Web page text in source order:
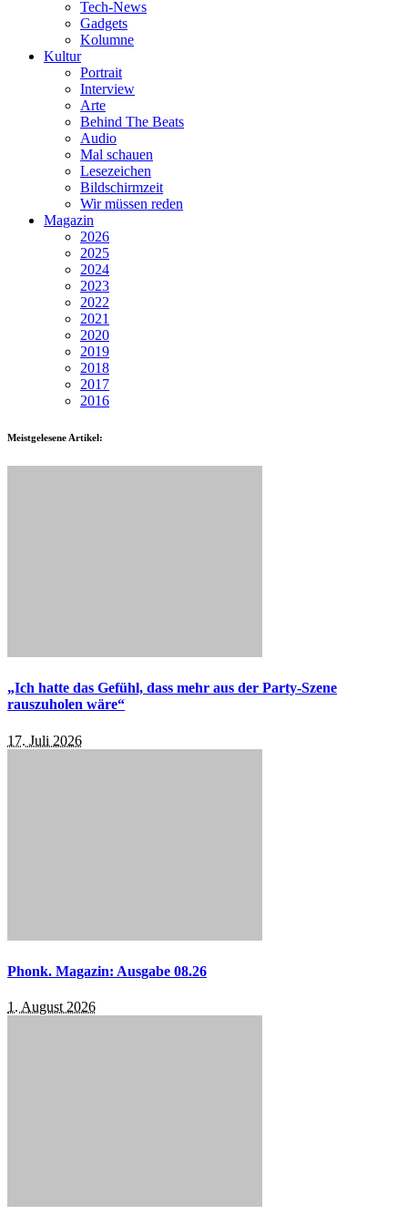
Tech-News
Gadgets
Kolumne
Kultur
Portrait
Interview
Arte
Behind The Beats
Audio
Mal schauen
Lesezeichen
Bildschirmzeit
Wir müssen reden
Magazin
2026
2025
2024
2023
2022
2021
2020
2019
2018
2017
2016
Meistgelesene Artikel:
„Ich hatte das Gefühl, dass mehr aus der Party-Szene
rauszuholen wäre“
17. Juli 2026
Phonk. Magazin: Ausgabe 08.26
1. August 2026